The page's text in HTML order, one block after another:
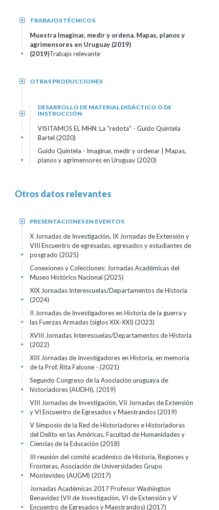
TRABAJOS TÉCNICOS
+
Muestra Imaginar, medir y ordena. Mapas, planos y
agrimensores en Uruguay (2019)
(2019)Trabajo relevante
+
OTRAS PRODUCCIONES
+
DESARROLLO DE MATERIAL DIDÁCTICO O DE
INSTRUCCIÓN
+
VISITAMOS EL MHN: La "redota" - Guido Quintela
Bartel (2020)
+
Guido Quintela - Imaginar, medir y ordenar | Mapas,
planos y agrimensores en Uruguay (2020)
+
Otros datos relevantes
PRESENTACIONES EN EVENTOS
+
X Jornadas de Investigación, IX Jornadas de Extensión y
VIII Encuentro de egresadas, egresados y estudiantes de
posgrado (2025)
+
Conexiones y Colecciones: Jornadas Académicas del
Museo Histórico Nacional (2025)
+
XIX Jornadas Interescuelas/Departamentos de Historia
(2024)
+
II Jornadas de Investigadores en Historia de la guerra y
las Fuerzas Armadas (siglos XIX-XXI) (2023)
+
XVIII Jornadas Interescuelas/Departamentos de Historia
(2022)
+
XIII Jornadas de Investigadores en Historia, en memoria
de la Prof. Rita Falcone - (2021)
+
Segundo Congreso de la Asociación uruguaya de
historiadores (AUDHI), (2019)
+
VIII Jornadas de Investigación, VII Jornadas de Extensión
y VI Encuentro de Egresados y Maestrandos(2019)
+
V Simposio de la Red de Historiadores e Historiadoras
del Delito en las Américas, Facultad de Humanidades y
Ciencias de la Educación (2018)
+
III reunión del comité académico de Historia, Regiones y
Fronteras, Asociación de Universidades Grupo
Montevideo (AUGM) (2017)
+
Jornadas Académicas 2017 Profesor Washington
Benavidez (VII de Investigación, VI de Extensión y V
Encuentro de Egresados y Maestrandos) (2017)
+